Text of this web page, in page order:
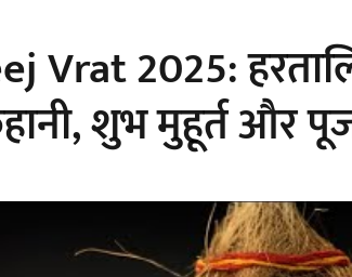
Vrat 2025:
शुभ मुहूर्त और